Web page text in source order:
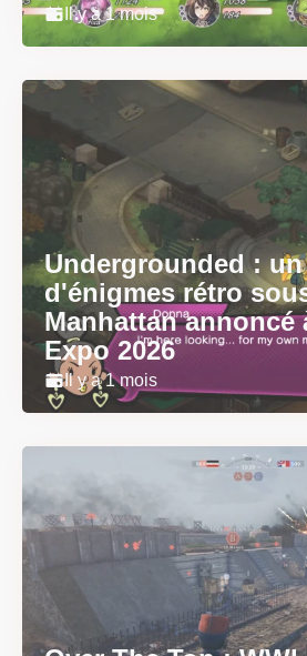
Il y a 1 mois
Undergrounded : un
d'énigmes rétro
Manhattan annoncé
Expo 2026
Il y a 1 mois